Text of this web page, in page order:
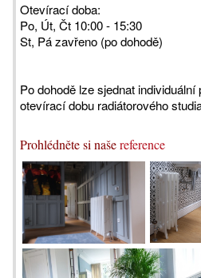
Otevírací doba:
Po, Út, Čt 10:00 - 15:30
St, Pá zavřeno (po dohodě)
Po dohodě lze sjednat
otevírací dobu radiátorového
Prohlédněte si našereference